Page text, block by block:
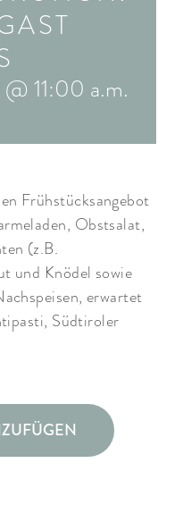
11:00 a.m.
Frühstücksangebot
Obstsalat,
(z.B.
und Knödel sowie
erwartet
Südtiroler